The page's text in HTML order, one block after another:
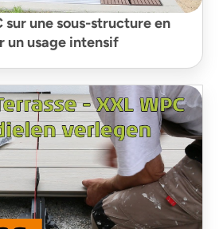
sur une sous-structure en
un usage intensif